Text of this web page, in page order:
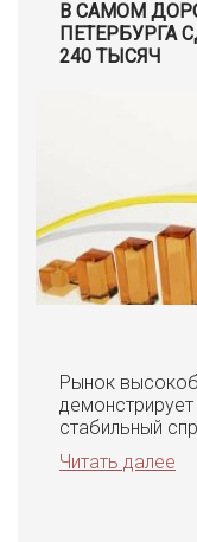
В САМОМ
ПЕТЕРБУРГА
240 ТЫСЯЧ
Рынок
стабильный
Читать далее